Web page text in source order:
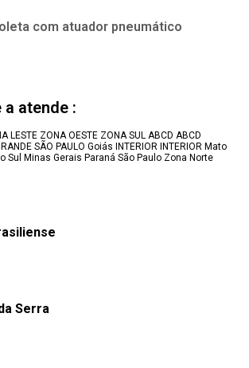
com atuador pneumático
atende :
LESTE ZONA OESTE ZONA SUL ABCD ABCD
SÃO PAULO Goiás INTERIOR INTERIOR Mato
Sul Minas Gerais Paraná São Paulo Zona Norte
Serra